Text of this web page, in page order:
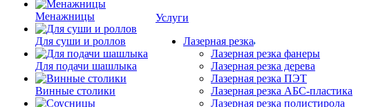
Менажницы
Для суши и роллов
Для подачи шашлыка
Винные столики
Услуги
Лазерная резка
Лазерная резка фанеры
Лазерная резка дерева
Лазерная резка ПЭТ
Лазерная резка АБС-пластика
Лазерная резка полистирола